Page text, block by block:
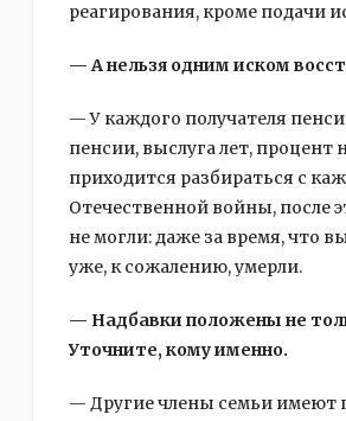
реагирования, кроме подачи
— А нельзя одним иском
— У каждого получателя
пенсии, выслуга лет, процент
приходится разбираться с
Отечественной войны, после
не могли: даже за время, что
уже, к сожалению, умерли.
— Надбавки положены не
Уточните, кому именно.
— Другие члены семьи имеют